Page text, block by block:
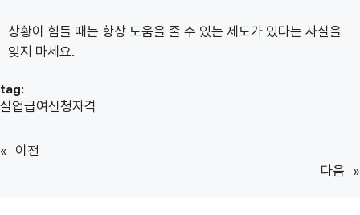
상황이 힘들 때는 항상 도움을 줄 수 있는 제도가 있다는 사실을
잊지 마세요.
tag:
실업급여신청자격
« 이전
다음 »